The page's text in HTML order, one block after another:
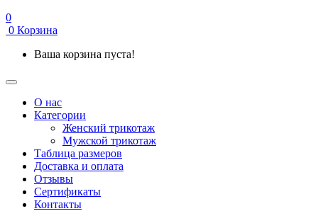
0
0 Корзина
Ваша корзина пуста!
О нас
Категории
Женский трикотаж
Мужской трикотаж
Таблица размеров
Доставка и оплата
Отзывы
Сертификаты
Контакты